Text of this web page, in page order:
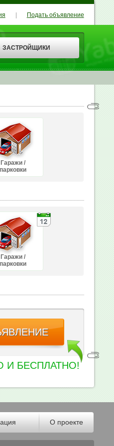
ЗАСТРОЙЩИКИ
Подать объявление
Гаражи /
парковки
Гаражи /
парковки
И БЕСПЛАТНО!
О проекте